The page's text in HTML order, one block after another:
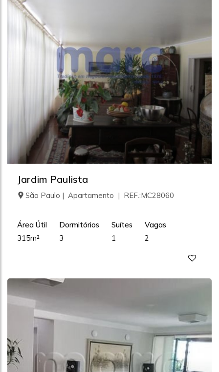
Jardim Paulista
São Paulo | Apartamento | REF.:MC28060
Área Útil
315m²
Dormitórios
3
Suítes
1
Vagas
2